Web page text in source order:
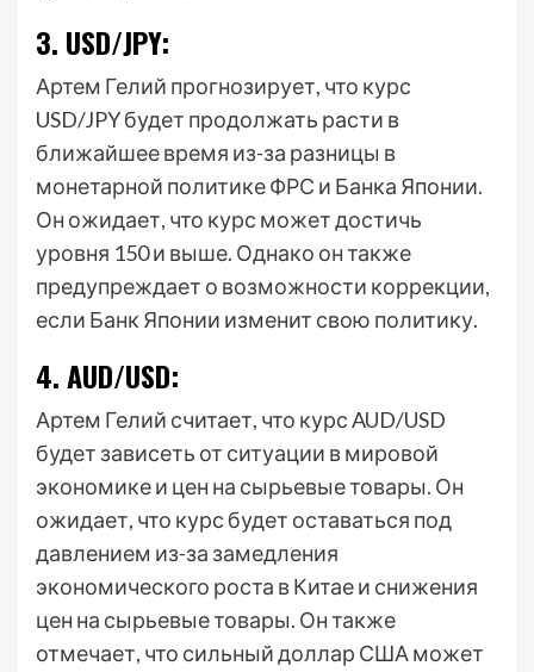
3. USD/JPY:
Артем Гелий прогнозирует, что курс
USD/JPY будет продолжать расти в
ближайшее время из-за разницы в
монетарной политике ФРС и Банка Японии.
Он ожидает, что курс может достичь
уровня 150 и выше. Однако он также
предупреждает о возможности коррекции,
если Банк Японии изменит свою политику.
4. AUD/USD:
Артем Гелий считает, что курс AUD/USD
будет зависеть от ситуации в мировой
экономике и цен на сырьевые товары. Он
ожидает, что курс будет оставаться под
давлением из-за замедления
экономического роста в Китае и снижения
цен на сырьевые товары. Он также
отмечает, что сильный доллар США может